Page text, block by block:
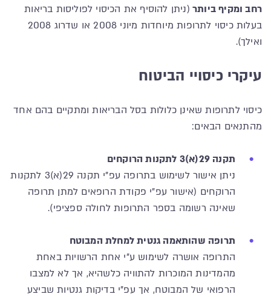
רחב ומקיף ביותר (ניתן להוסיף את הכיסוי לפוליסות בריאות
בעלות כיסוי לתרופות מיוחדות מיוני 2008 או שדרוג 2008
ואילך).
עיקרי כיסויי הביטוח
כיסוי לתרופות שאינן כלולות בסל הבריאות ומתקיים בהם אחד
מהתנאים הבאים:
תקנה 29(א)3 לתקנות הרוקחים
ניתן אישור לשימוש בתרופה עפ"י תקנה 29(א)3 לתקנות
הרוקחים (אישור עפ"י פקודת הרופאים למתן תרופה
שאינה רשומה בספר התרופות לחולה ספציפי).
תרופה שהותאמה גנטית למחלת המבוטח
התרופה אושרה לשימוש ע"י אחת הרשויות באחת
מהמדינות המוכרות להתוויה כלשהיא, אך לא למצבו
הרפואי של המבוטח, אך עפ"י בדיקות גנטיות שביצע